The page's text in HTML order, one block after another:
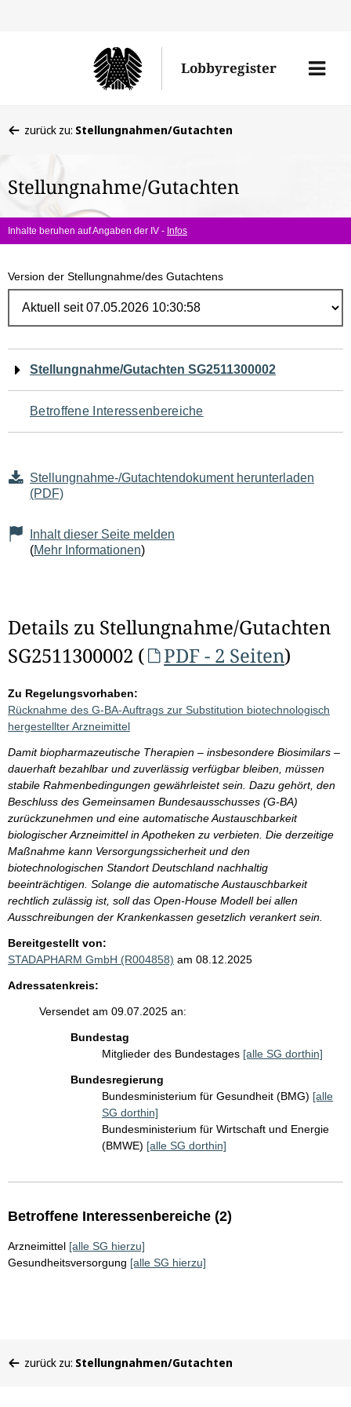
Lobbyregister
Menü
befinden
hier:
zurück zu: Stellungnahmen/Gutachten
Stellungnahme/Gutachten
Inhalte beruhen auf Angaben der IV - Infos
Version der Stellungnahme/des Gutachtens
Navigation
für
den
Seiteninhalt
Stellungnahme/Gutachten SG2511300002
Betroffene Interessenbereiche
Stellungnahme-/Gutachtendokument herunterladen
(PDF)
Inhalt dieser Seite melden
(Mehr Informationen)
Details zu Stellungnahme/Gutachten
SG2511300002 (
PDF - 2 Seiten)
Zu Regelungsvorhaben:
Rücknahme des G-BA-Auftrags zur Substitution biotechnologisch
hergestellter Arzneimittel
Damit biopharmazeutische Therapien – insbesondere Biosimilars –
dauerhaft bezahlbar und zuverlässig verfügbar bleiben, müssen
stabile Rahmenbedingungen gewährleistet sein. Dazu gehört, den
Beschluss des Gemeinsamen Bundesausschusses (G-BA)
zurückzunehmen und eine automatische Austauschbarkeit
biologischer Arzneimittel in Apotheken zu verbieten. Die derzeitige
Maßnahme kann Versorgungssicherheit und den
biotechnologischen Standort Deutschland nachhaltig
beeinträchtigen. Solange die automatische Austauschbarkeit
rechtlich zulässig ist, soll das Open-House Modell bei allen
Ausschreibungen der Krankenkassen gesetzlich verankert sein.
Bereitgestellt von:
STADAPHARM GmbH (R004858) am 08.12.2025
Adressatenkreis:
Versendet am 09.07.2025 an:
Bundestag
Mitglieder des Bundestages [alle SG dorthin]
Bundesregierung
Bundesministerium für Gesundheit (BMG) [alle
SG dorthin]
Bundesministerium für Wirtschaft und Energie
(BMWE) [alle SG dorthin]
Betroffene Interessenbereiche (2)
Arzneimittel [alle SG hierzu]
Gesundheitsversorgung [alle SG hierzu]
befinden
zurück zu: Stellungnahmen/Gutachten